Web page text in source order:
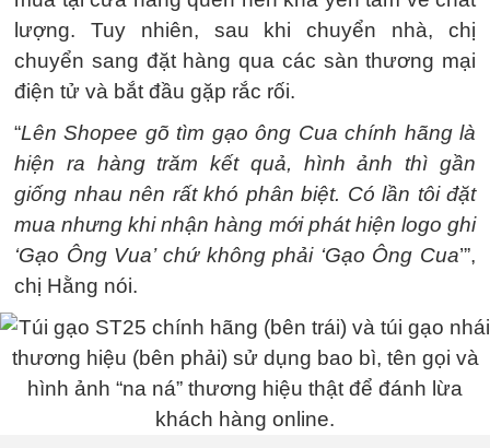
lượng. Tuy nhiên, sau khi chuyển nhà, chị
chuyển sang đặt hàng qua các sàn thương mại
điện tử và bắt đầu gặp rắc rối.
“Lên Shopee gõ tìm gạo ông Cua chính hãng là
hiện ra hàng trăm kết quả, hình ảnh thì gần
giống nhau nên rất khó phân biệt. Có lần tôi đặt
mua nhưng khi nhận hàng mới phát hiện logo ghi
‘Gạo Ông Vua’ chứ không phải ‘Gạo Ông Cua’”,
chị Hằng nói.